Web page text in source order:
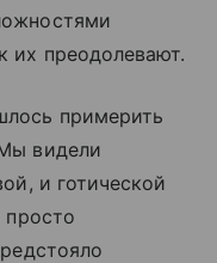
их преодолевают.
примерить
видели
и готической
просто